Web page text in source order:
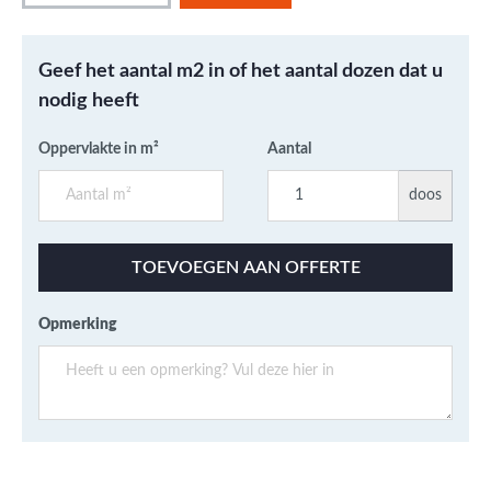
Geef het aantal m2 in of het aantal dozen dat u
nodig heeft
Oppervlakte in m² Aantal
doos
TOEVOEGEN AAN OFFERTE
Opmerking